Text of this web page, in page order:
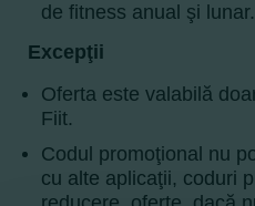
de fitness anual şi lunar.
Excepţii
Oferta este valabilă
Fiit.
Codul promoţional nu
cu alte aplicaţii, coduri